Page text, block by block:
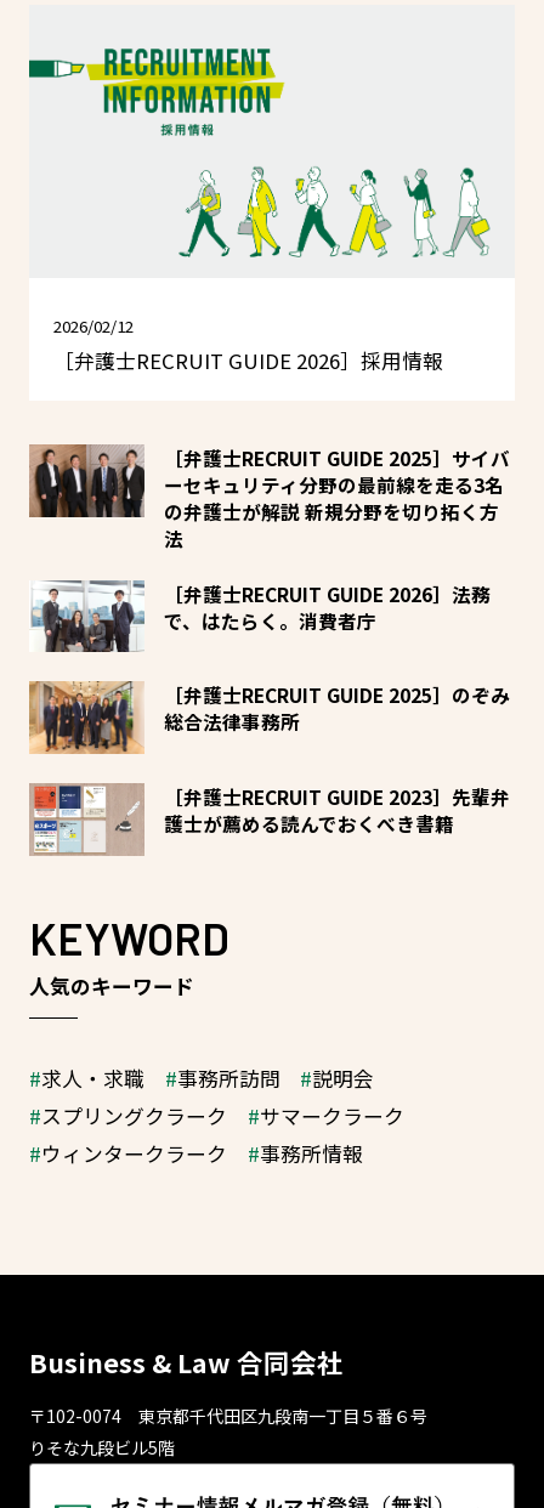
2026/02/12
［弁護士RECRUIT GUIDE 2026］採用情報
［弁護士RECRUIT GUIDE 2025］サイバ
ーセキュリティ分野の最前線を走る3名
の弁護士が解説 新規分野を切り拓く方
法
［弁護士RECRUIT GUIDE 2026］法務
で、はたらく。消費者庁
［弁護士RECRUIT GUIDE 2025］のぞみ
総合法律事務所
［弁護士RECRUIT GUIDE 2023］先輩弁
護士が薦める読んでおくべき書籍
KEYWORD
人気のキーワード
求人・求職 事務所訪問
説明会
スプリングクラーク
サマークラーク
ウィンタークラーク
事務所情報
Business & Law 合同会社
〒102-0074 東京都千代⽥区九段南⼀丁⽬５番６号
りそな九段ビル5階